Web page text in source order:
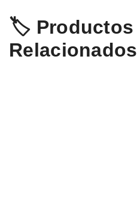
🏷️ Productos
Relacionados